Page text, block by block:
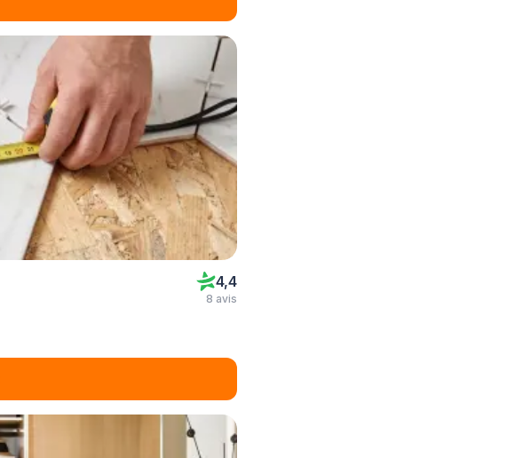
4,4
8 avis